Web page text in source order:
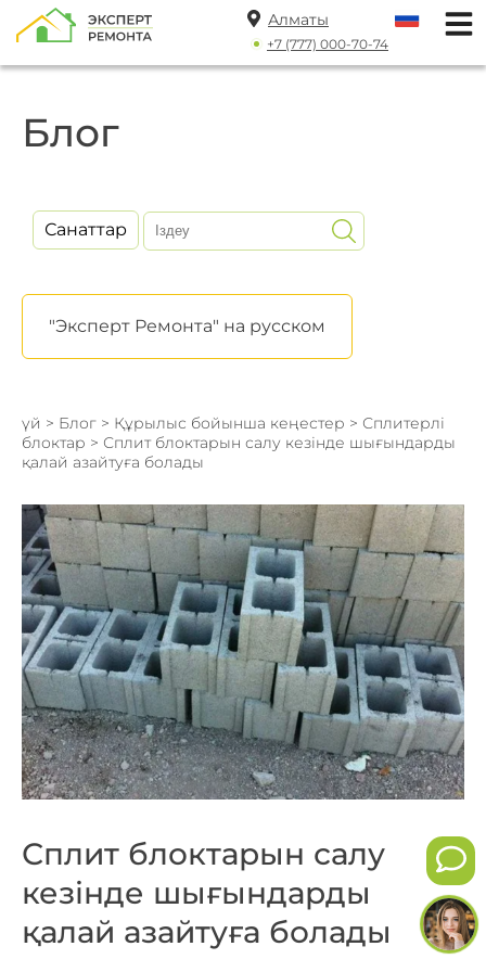
Алматы
+7 (777) 000-70-74
Блог
Санаттар
"Эксперт Ремонта" на русском
үй > Блог > Құрылыс бойынша кеңестер > Сплитерлі
блоктар > Сплит блоктарын салу кезінде шығындарды
қалай азайтуға болады
Сплит блоктарын салу
кезінде шығындарды
қалай азайтуға болады